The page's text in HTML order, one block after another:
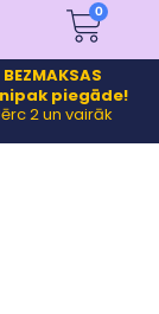
0
BEZMAKSAS
piegāde!
2 un vairāk